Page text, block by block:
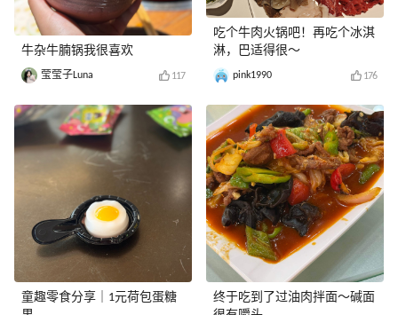
牛杂牛腩锅我很喜欢
莹莹子Luna 117
童趣零食分享｜1元荷包蛋糖
吃个牛肉火锅吧！再吃个冰淇
淋，巴适得很～
pink1990 176
终于吃到了过油肉拌面～碱面